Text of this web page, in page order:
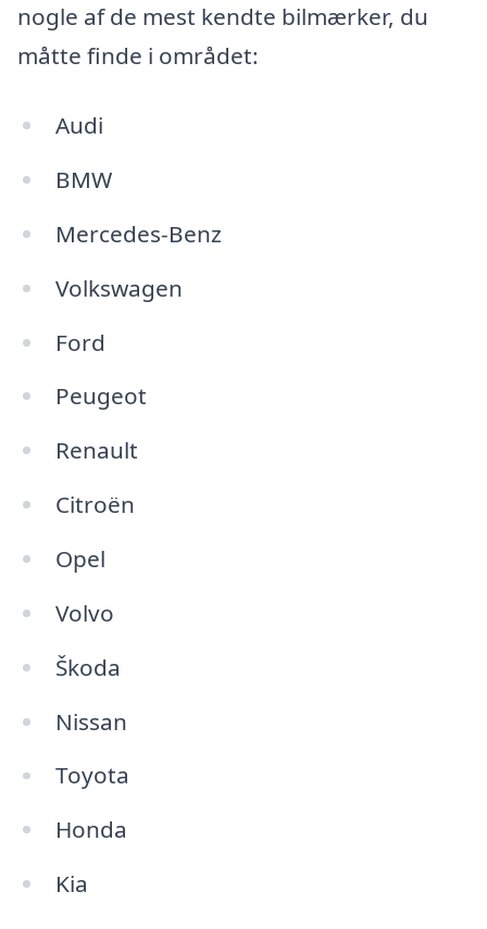
nogle af de mest kendte bilmærker, du
måtte finde i området:
Audi
BMW
Mercedes-Benz
Volkswagen
Ford
Peugeot
Renault
Citroën
Opel
Volvo
Škoda
Nissan
Toyota
Honda
Kia